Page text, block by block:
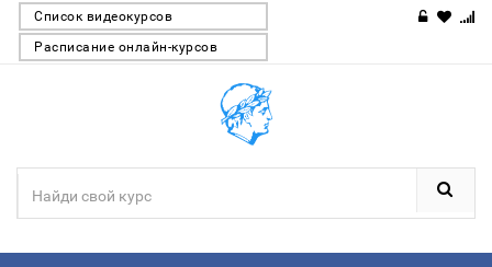
Список видеокурсов
Расписание онлайн-курсов